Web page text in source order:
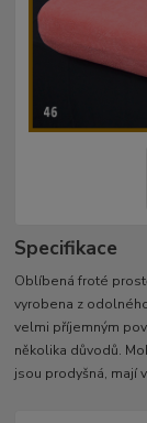
Specifikace
Oblíbená froté
vyrobena z
velmi příjemným
několika důvodů.
jsou prodyšná, mají